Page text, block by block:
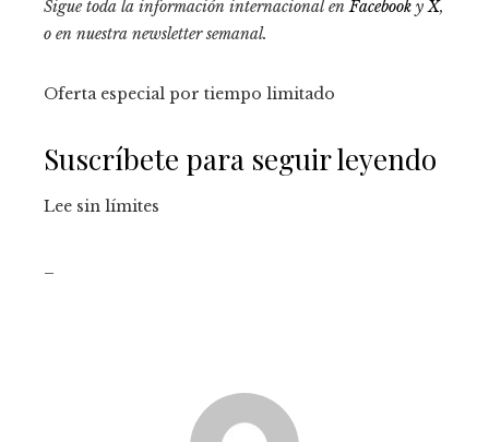
Sigue toda la información internacional enFacebook yX,
o en nuestra newsletter semanal.
Oferta especial por tiempo limitado
Suscríbete para seguir leyendo
Lee sin límites